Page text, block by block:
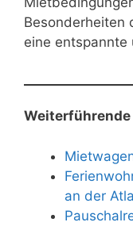
Besonderheiten
eine entspannte
Weiterführende
an der